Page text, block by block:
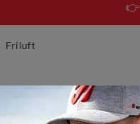
👉
Friluft